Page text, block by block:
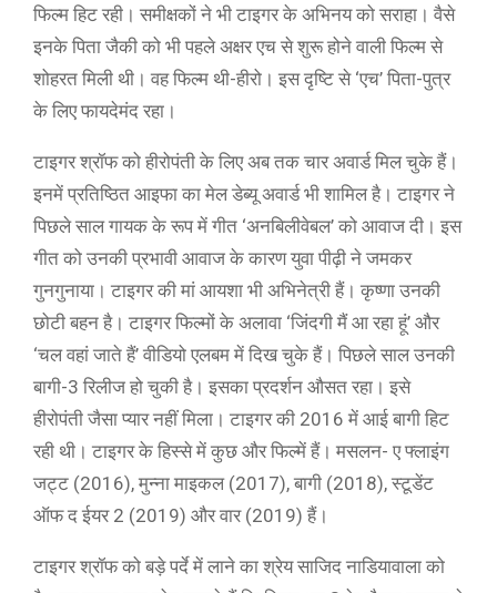
फिल्म हिट रही। समीक्षकों ने भी टाइगर के अभिनय को सराहा। वैसे
इनके पिता जैकी को भी पहले अक्षर एच से शुरू होने वाली फिल्म से
शोहरत मिली थी। वह फिल्म थी-हीरो। इस दृष्टि से ‘एच’ पिता-पुत्र
के लिए फायदेमंद रहा।
टाइगर श्रॉफ को हीरोपंती के लिए अब तक चार अवार्ड मिल चुके हैं।
इनमें प्रतिष्ठित आइफा का मेल डेब्यू अवार्ड भी शामिल है। टाइगर ने
पिछले साल गायक के रूप में गीत ‘अनबिलीवेबल’ को आवाज दी। इस
गीत को उनकी प्रभावी आवाज के कारण युवा पीढ़ी ने जमकर
गुनगुनाया। टाइगर की मां आयशा भी अभिनेत्री हैं। कृष्णा उनकी
छोटी बहन है। टाइगर फिल्मों के अलावा ‘जिंदगी मैं आ रहा हूं’ और
‘चल वहां जाते हैं’ वीडियो एलबम में दिख चुके हैं। पिछले साल उनकी
बागी-3 रिलीज हो चुकी है। इसका प्रदर्शन औसत रहा। इसे
हीरोपंती जैसा प्यार नहीं मिला। टाइगर की 2016 में आई बागी हिट
रही थी। टाइगर के हिस्से में कुछ और फिल्में हैं। मसलन- ए फ्लाइंग
जट्ट (2016), मुन्ना माइकल (2017), बागी (2018), स्टूडेंट
ऑफ द ईयर 2 (2019) और वार (2019) हैं।
टाइगर श्रॉफ को बड़े पर्दे में लाने का श्रेय साजिद नाडियावाला को